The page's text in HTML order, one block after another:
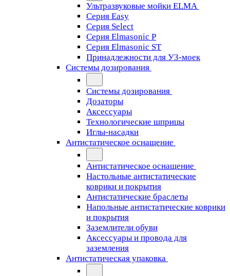
Ультразвуковые мойки ELMA
Серия Easy
Серия Select
Серия Elmasonic P
Серия Elmasonic ST
Принадлежности для УЗ-моек
Системы дозирования
Системы дозирования
Дозаторы
Аксессуары
Технологические шприцы
Иглы-насадки
Антистатическое оснащение
Антистатическое оснащение
Настольные антистатические
коврики и покрытия
Антистатические браслеты
Напольные антистатические коврики
и покрытия
Заземлители обуви
Аксессуары и провода для
заземления
Антистатическая упаковка